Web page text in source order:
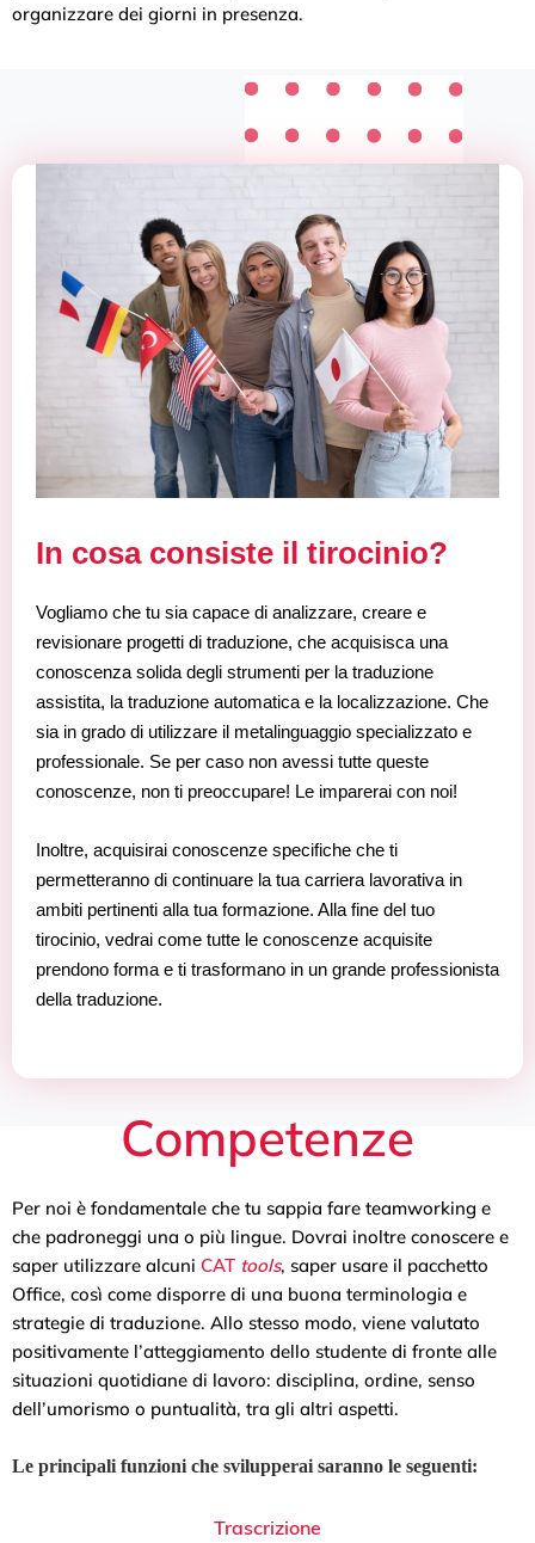
organizzare dei giorni in presenza.
In cosa consiste il tirocinio?
Vogliamo che tu sia capace di analizzare, creare e
revisionare progetti di traduzione, che acquisisca una
conoscenza solida degli strumenti per la traduzione
assistita, la traduzione automatica e la localizzazione. Che
sia in grado di utilizzare il metalinguaggio specializzato e
professionale. Se per caso non avessi tutte queste
conoscenze, non ti preoccupare! Le imparerai con noi!
Inoltre, acquisirai conoscenze specifiche che ti
permetteranno di continuare la tua carriera lavorativa in
ambiti pertinenti alla tua formazione. Alla fine del tuo
tirocinio, vedrai come tutte le conoscenze acquisite
prendono forma e ti trasformano in un grande professionista
della traduzione.
Competenze
Per noi è fondamentale che tu sappia fare teamworking e
che padroneggi una o più lingue. Dovrai inoltre conoscere e
saper utilizzare alcuni CAT tools, saper usare il pacchetto
Office, così come disporre di una buona terminologia e
strategie di traduzione. Allo stesso modo, viene valutato
positivamente l’atteggiamento dello studente di fronte alle
situazioni quotidiane di lavoro: disciplina, ordine, senso
dell’umorismo o puntualità, tra gli altri aspetti.
Le principali funzioni che svilupperai saranno le seguenti:
Trascrizione